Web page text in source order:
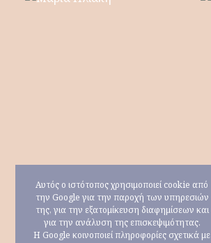
Αυτός ο ιστότοπος χρησιμοποιεί cookie από
την Google για την παροχή των υπηρεσιών
της, για την εξατομίκευση διαφημίσεων και
για την ανάλυση της επισκεψιμότητας.
Η Google κοινοποιεί πληροφορίες σχετικά με